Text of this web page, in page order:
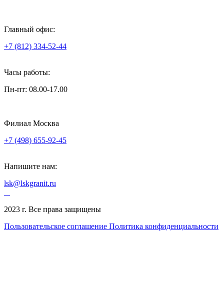
Главный офис:
+7 (812) 334-52-44
Часы работы:
Пн-пт: 08.00-17.00
Филиал Москва
+7 (498) 655-92-45
Напишите нам:
lsk@lskgranit.ru
2023 г. Все права защищены
Пользовательское соглашение Политика конфиденциальности